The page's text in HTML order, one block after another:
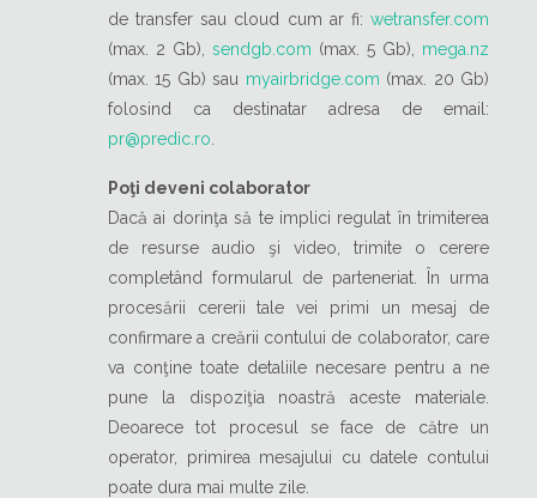
de transfer sau cloud cum ar fi: wetransfer.com
(max. 2 Gb), sendgb.com (max. 5 Gb), mega.nz
(max. 15 Gb) sau myairbridge.com (max. 20 Gb)
folosind ca destinatar adresa de email:
pr@predic.ro
Poţi deveni colaborator
Dacă ai dorinţa să te implici regulat în trimiterea
de resurse audio şi video, trimite o cerere
completând formularul de parteneriat. În urma
procesării cererii tale vei primi un mesaj de
confirmare a creării contului de colaborator, care
va conţine toate detaliile necesare pentru a ne
pune la dispoziţia noastră aceste materiale.
Deoarece tot procesul se face de către un
operator, primirea mesajului cu datele contului
poate dura mai multe zile.